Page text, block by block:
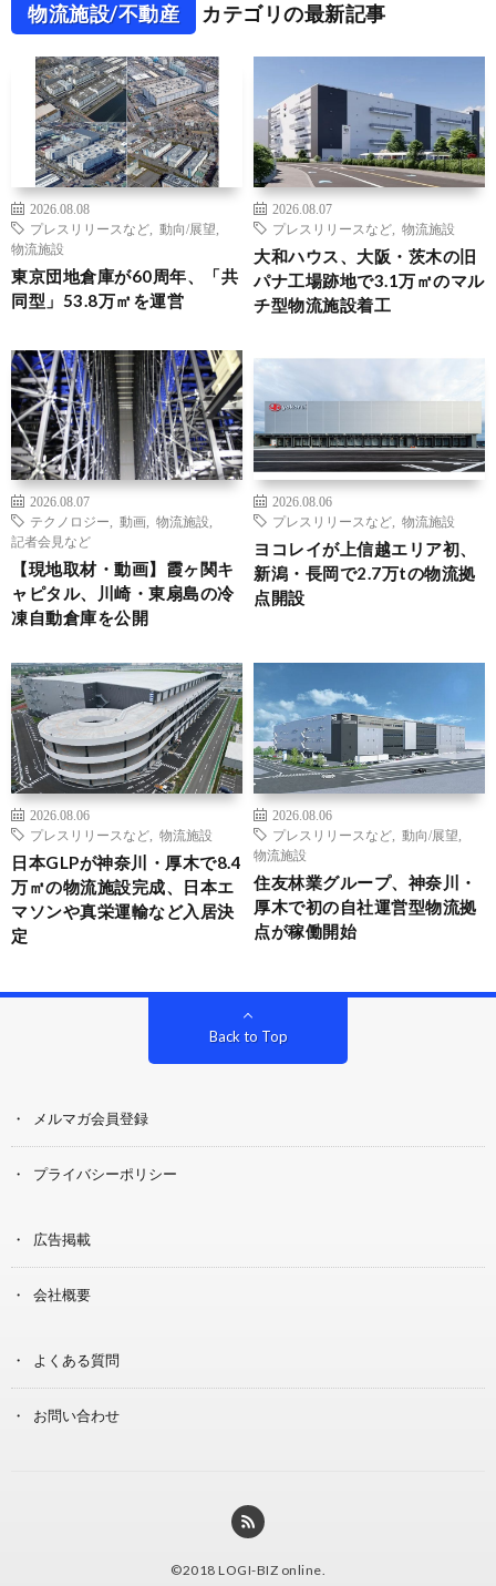
物流施設/不動産 カテゴリの最新記事
2026.08.08
プレスリリースなど
動向/展望
物流施設
東京団地倉庫が60周年、「共
同型」53.8万㎡を運営
2026.08.07
プレスリリースなど
物流施設
大和ハウス、大阪・茨木の旧
パナ工場跡地で3.1万㎡のマル
チ型物流施設着工
2026.08.07
テクノロジー
動画 物流施設
記者会見など
【現地取材・動画】霞ヶ関キ
ャピタル、川崎・東扇島の冷
凍自動倉庫を公開
2026.08.06
プレスリリースなど
物流施設
ヨコレイが上信越エリア初、
新潟・長岡で2.7万tの物流拠
点開設
2026.08.06
プレスリリースなど
物流施設
日本GLPが神奈川・厚木で8.4
万㎡の物流施設完成、日本エ
マソンや真栄運輸など入居決
定
2026.08.06
プレスリリースなど
動向/展望
物流施設
住友林業グループ、神奈川・
厚木で初の自社運営型物流拠
点が稼働開始
Back to Top
メルマガ会員登録
プライバシーポリシー
広告掲載
会社概要
よくある質問
お問い合わせ
©2018 LOGI-BIZ online.